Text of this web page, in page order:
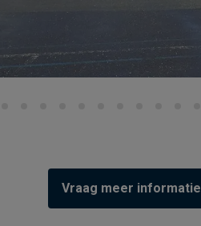
Vraag meer informatie